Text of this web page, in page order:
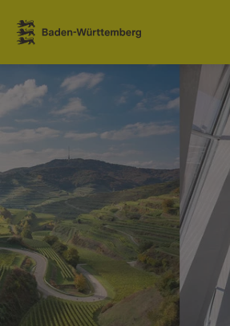
Sauter au contenu
Link zur Startseite